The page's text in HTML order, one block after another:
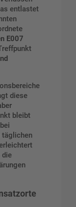
entlastet
E007
diese
bleibt
täglichen
die